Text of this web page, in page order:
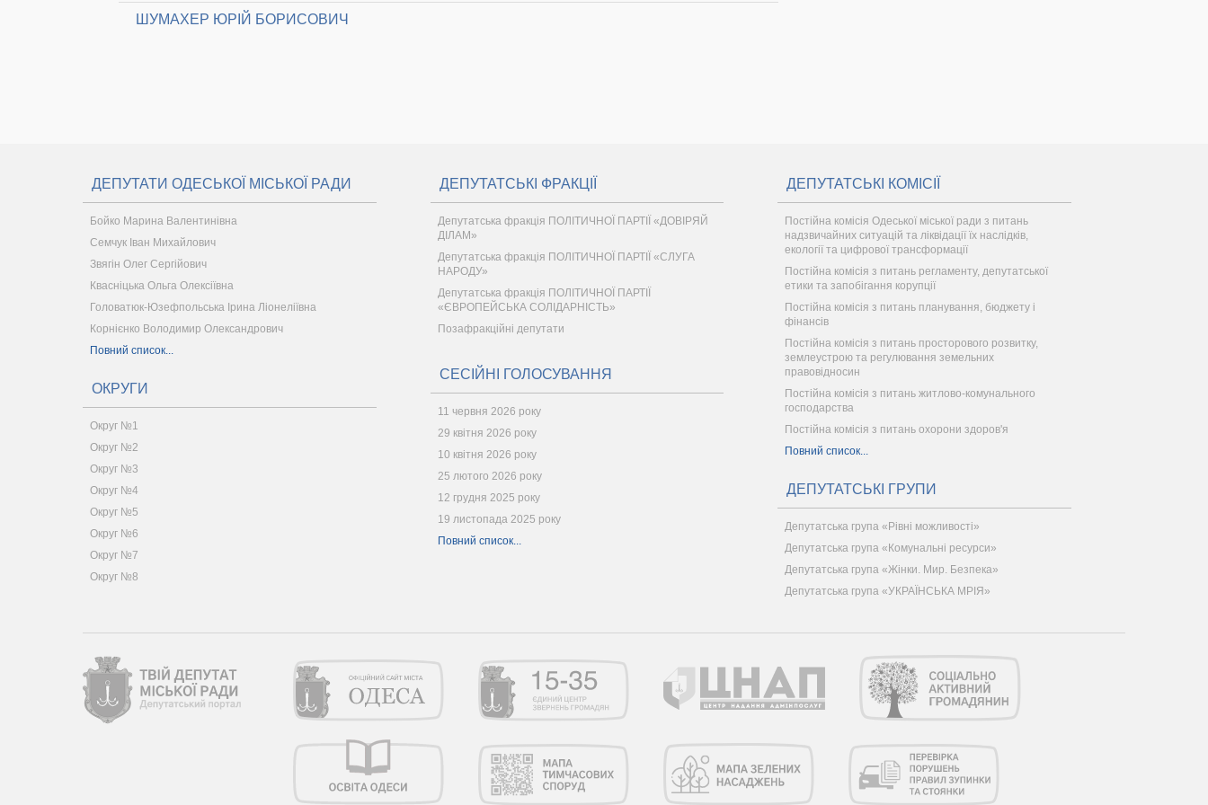
ШУМАХЕР ЮРІЙ БОРИСОВИЧ
ДЕПУТАТИ ОДЕСЬКОЇ МІСЬКОЇ РАДИ
Бойко Марина Валентинівна
Семчук Іван Михайлович
Звягін Олег Сергійович
Квасніцька Ольга Олексіївна
Головатюк-Юзефпольська Ірина Ліонеліївна
Корнієнко Володимир Олександрович
Повний список...
ОКРУГИ
Округ №1
Округ №2
Округ №3
Округ №4
Округ №5
Округ №6
Округ №7
Округ №8
ДЕПУТАТСЬКІ ФРАКЦІЇ
Депутатська фракція ПОЛІТИЧНОЇ ПАРТІЇ «ДОВІРЯЙ
ДІЛАМ»
Депутатська фракція ПОЛІТИЧНОЇ ПАРТІЇ «СЛУГА
НАРОДУ»
Депутатська фракція ПОЛІТИЧНОЇ ПАРТІЇ
«ЄВРОПЕЙСЬКА СОЛІДАРНІСТЬ»
Позафракційні депутати
СЕСІЙНІ ГОЛОСУВАННЯ
11 червня 2026 року
29 квітня 2026 року
10 квітня 2026 року
25 лютого 2026 року
12 грудня 2025 року
19 листопада 2025 року
Повний список...
ДЕПУТАТСЬКІ КОМІСІЇ
Постійна комісія Одеської міської ради з питань
надзвичайних ситуацій та ліквідації їх наслідків,
екології та цифрової трансформації
Постійна комісія з питань регламенту, депутатської
етики та запобігання корупції
Постійна комісія з питань планування, бюджету і
фінансів
Постійна комісія з питань просторового розвитку,
землеустрою та регулювання земельних
правовідносин
Постійна комісія з питань житлово-комунального
господарства
Постійна комісія з питань охорони здоров'я
Повний список...
ДЕПУТАТСЬКІ ГРУПИ
Депутатська група «Рівні можливості»
Депутатська група «Комунальні ресурси»
Депутатська група «Жінки. Мир. Безпека»
Депутатська група «УКРАЇНСЬКА МРІЯ»